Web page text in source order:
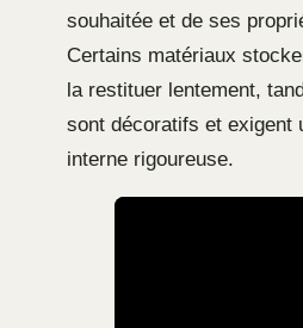
souhaitée et de ses
Certains matériaux
la restituer lentement,
sont décoratifs et exigent
interne rigoureuse.